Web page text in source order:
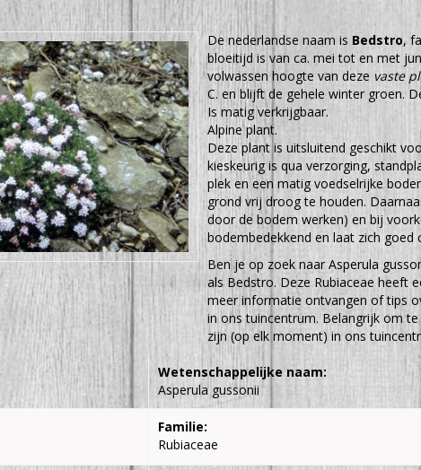
De nederlandse naam is Bedstro,
bloeitijd is van ca. mei tot en met
volwassen hoogte van deze vaste
C. en blijft de gehele winter groen.
Is matig verkrijgbaar.
Alpine plant.
Deze plant is uitsluitend geschikt
kieskeurig is qua verzorging,
plek en een matig voedselrijke
grond vrij droog te houden.
door de bodem werken) en bij
bodembedekkend en laat zich
Ben je op zoek naar Asperula
als Bedstro. Deze Rubiaceae heeft
meer informatie ontvangen of tips
in ons tuincentrum. Belangrijk om
zijn (op elk moment) in ons
Wetenschappelijke naam:
Asperula gussonii
Familie:
Rubiaceae